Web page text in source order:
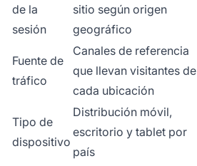
de la
sesión
sitio según origen
geográfico
Fuente de
tráfico
Canales de referencia
que llevan visitantes de
cada ubicación
Tipo de
dispositivo
Distribución móvil,
escritorio y tablet por
país